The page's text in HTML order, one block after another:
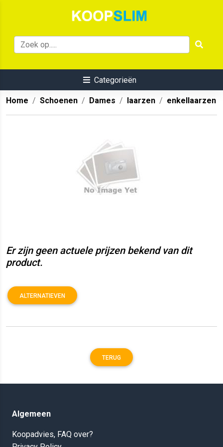
Categorieën
Home Schoenen Dames laarzen enkellaarzen
Er zijn geen actuele prijzen bekend van dit
product.
ALTERNATIEVEN
TERUG
Algemeen
Koopadvies, FAQ over?